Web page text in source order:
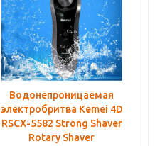
Водонепроницаемая
электробритва Kemei 4D
RSCX-5582 Strong Shaver
Rotary Shaver